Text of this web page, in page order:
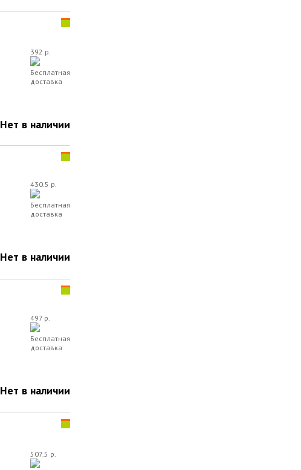
392 р.
Бесплатная
доставка
Нет в наличии
430.5 р.
Бесплатная
доставка
Нет в наличии
497 р.
Бесплатная
доставка
Нет в наличии
507.5 р.